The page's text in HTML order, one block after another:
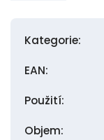
Kategorie:
EAN:
Použití:
Objem: